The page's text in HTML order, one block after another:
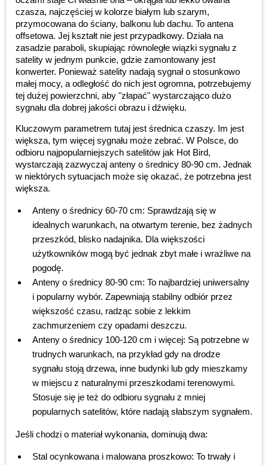
czasza, najczęściej w kolorze białym lub szarym,
przymocowana do ściany, balkonu lub dachu. To antena
offsetowa. Jej kształt nie jest przypadkowy. Działa na
zasadzie paraboli, skupiając równoległe wiązki sygnału z
satelity w jednym punkcie, gdzie zamontowany jest
konwerter. Ponieważ satelity nadają sygnał o stosunkowo
małej mocy, a odległość do nich jest ogromna, potrzebujemy
tej dużej powierzchni, aby "złapać" wystarczająco dużo
sygnału dla dobrej jakości obrazu i dźwięku.
Kluczowym parametrem tutaj jest średnica czaszy. Im jest
większa, tym więcej sygnału może zebrać. W Polsce, do
odbioru najpopularniejszych satelitów jak Hot Bird,
wystarczają zazwyczaj anteny o średnicy 80-90 cm. Jednak
w niektórych sytuacjach może się okazać, że potrzebna jest
większa.
Anteny o średnicy 60-70 cm: Sprawdzają się w
idealnych warunkach, na otwartym terenie, bez żadnych
przeszkód, blisko nadajnika. Dla większości
użytkowników mogą być jednak zbyt małe i wrażliwe na
pogodę.
Anteny o średnicy 80-90 cm: To najbardziej uniwersalny
i popularny wybór. Zapewniają stabilny odbiór przez
większość czasu, radząc sobie z lekkim
zachmurzeniem czy opadami deszczu.
Anteny o średnicy 100-120 cm i więcej: Są potrzebne w
trudnych warunkach, na przykład gdy na drodze
sygnału stoją drzewa, inne budynki lub gdy mieszkamy
w miejscu z naturalnymi przeszkodami terenowymi.
Stosuje się je też do odbioru sygnału z mniej
popularnych satelitów, które nadają słabszym sygnałem.
Jeśli chodzi o materiał wykonania, dominują dwa:
Stal ocynkowana i malowana proszkowo: To trwały i